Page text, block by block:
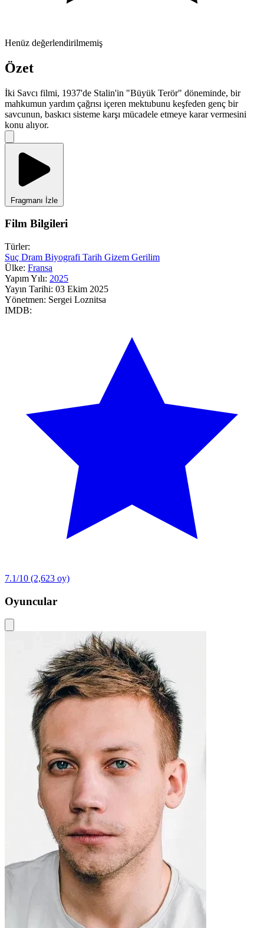
Henüz değerlendirilmemiş
Özet
İki Savcı filmi, 1937'de Stalin'in "Büyük Terör" döneminde, bir
mahkumun yardım çağrısı içeren mektubunu keşfeden genç bir
savcunun, baskıcı sisteme karşı mücadele etmeye karar vermesini
konu alıyor.
Fragmanı İzle
Film Bilgileri
Türler:
Suç Dram Biyografi Tarih Gizem Gerilim
Ülke: Fransa
Yapım Yılı: 2025
Yayın Tarihi: 03 Ekim 2025
Yönetmen: Sergei Loznitsa
IMDB:
7.1/10 (2,623 oy)
Oyuncular